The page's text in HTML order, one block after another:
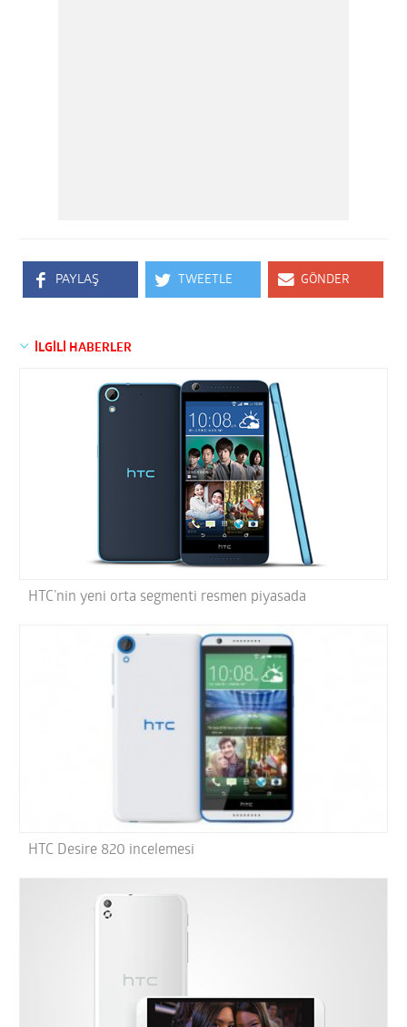
PAYLAŞ TWEETLE GÖNDER
İLGİLİ HABERLER
HTC’nin yeni orta segmenti resmen piyasada
HTC Desire 820 incelemesi